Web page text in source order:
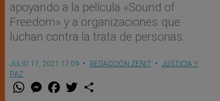
apoyando a la película «Sound of
Freedom» y a organizaciones que
luchan contra la trata de personas.
JULIO 17, 2021 17:09 REDACCIÓN ZENIT
JUSTICIA Y
PAZ
W M
e
F
a w